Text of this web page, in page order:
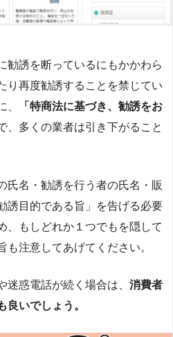
勧誘を断っているにもかかわら
り再度勧誘することを禁じてい
、
「特商法に基づき、勧誘をお
、多くの業者は引き下がること
氏名・勧誘を行う者の氏名・販
誘目的である旨」を告げる必要
、もしどれか１つでもを隠して
注意してあげてください。
迷惑電話が続く場合は、 消費者
良いでしょう。